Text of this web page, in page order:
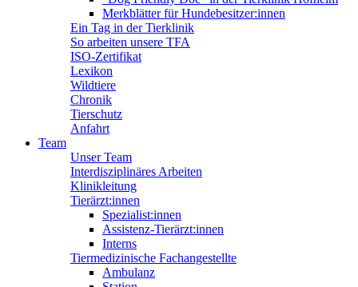
Merkblätter für Hundebesitzer:innen
Ein Tag in der Tierklinik
So arbeiten unsere TFA
ISO-Zertifikat
Lexikon
Wildtiere
Chronik
Tierschutz
Anfahrt
Team
Unser Team
Interdisziplinäres Arbeiten
Klinikleitung
Tierärzt:innen
Spezialist:innen
Assistenz-Tierärzt:innen
Interns
Tiermedizinische Fachangestellte
Ambulanz